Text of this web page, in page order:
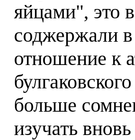
яйцами", это
соджержали
отношение к
больше
изучать